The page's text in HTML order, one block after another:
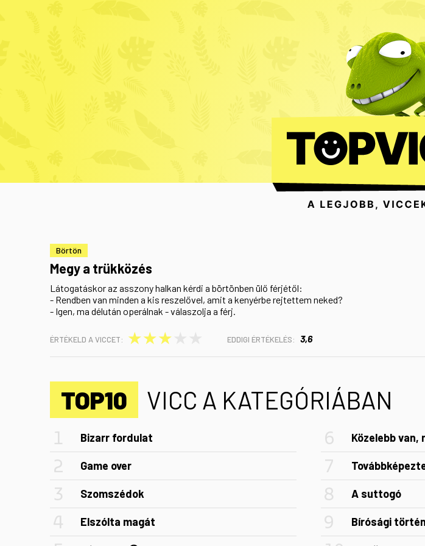
Börtön
Megy a trükközés
Látogatáskor az asszony halkan kérdi a börtönben ülő férjétől:
- Rendben van minden a kis reszelővel, amit a kenyérbe rejtettem neked?
- Igen, ma délután operálnak - válaszolja a férj.
ÉRTÉKELD A VICCET: ★
★
★ EDDIGI ÉRTÉKELÉS: 3,6
TOP10 VICC A KATEGÓRIÁBAN
Bizarr fordulat
Game over
Szomszédok
Elszólta magát
Közelebb
A suttogó
Bírósági